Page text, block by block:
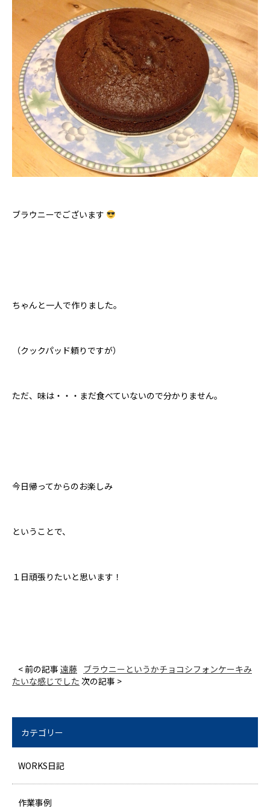
ブラウニーでございます
ちゃんと一人で作りました。
（クックパッド頼りですが）
ただ、味は・・・まだ食べていないので分かりません。
今日帰ってからのお楽しみ
ということで、
１日頑張りたいと思います！
< 前の記事 遠藤 ブラウニーというかチョコシフォンケーキみ
たいな感じでした 次の記事 >
カテゴリー
WORKS日記
作業事例